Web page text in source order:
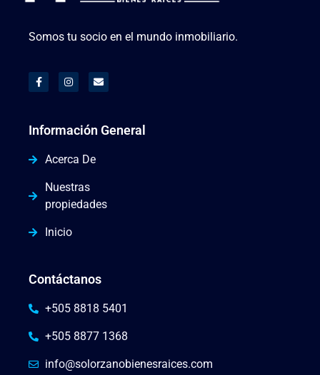
Somos tu socio en el mundo inmobiliario.
Información General
Acerca De
Nuestras
propiedades
Inicio
Contáctanos
+505 8818 5401
+505 8877 1368
info@solorzanobienesraices.com